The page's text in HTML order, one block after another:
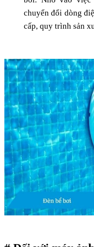
chuyển đổi dòng
cấp, quy trình sản